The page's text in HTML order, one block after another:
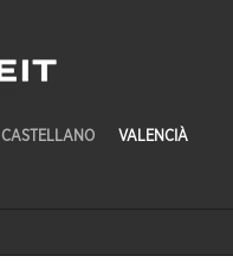
CASTELLANO VALENCIÀ